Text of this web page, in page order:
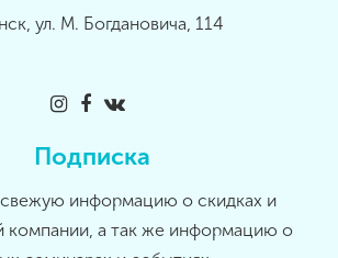
ул. М. Богдановича, 114
Подписка
информацию о скидках и
компании, а так же информацию о